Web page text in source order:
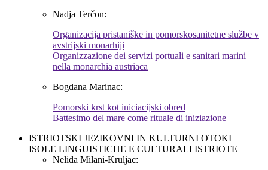
Nadja Terčon:
Organizacija pristaniške in pomorskosanitetne službe v
avstrijski monarhiji
Organizzazione dei servizi portuali e sanitari marini
nella monarchia austriaca
Bogdana Marinac:
Pomorski krst kot iniciacijski obred
Battesimo del mare come rituale di iniziazione
ISTRIOTSKI JEZIKOVNI IN KULTURNI OTOKI
ISOLE LINGUISTICHE E CULTURALI ISTRIOTE
Nelida Milani-Kruljac: